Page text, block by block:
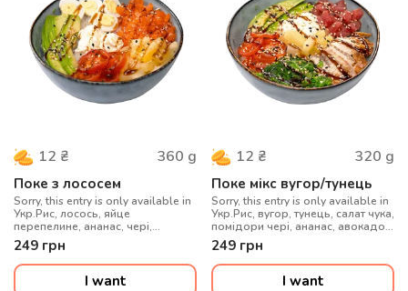
12 ₴ 360 g
Поке з лососем
Sorry, this entry is only available in
Укр.Рис, лосось, яйце
перепелине, ананас, чері,
авокадо, сир вершковий, соус
унагі, кунжут
249 грн
I want
12 ₴ 320 g
Поке мікс вугор/тунець
Sorry, this entry is only available in
Укр.Рис, вугор, тунець, салат чука,
помідори чері, ананас, авокадо,
вершковий сир, соус унагі, кунжут
249 грн
I want